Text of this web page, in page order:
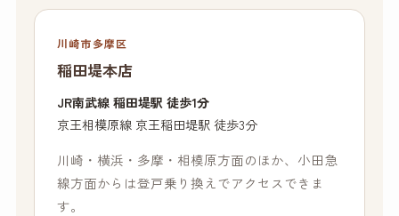
川崎市多摩区
稲田堤本店
JR南武線 稲田堤駅 徒歩1分
京王相模原線 京王稲田堤駅 徒歩3分
川崎・横浜・多摩・相模原方面のほか、小田急
線方面からは登戸乗り換えでアクセスできま
す。